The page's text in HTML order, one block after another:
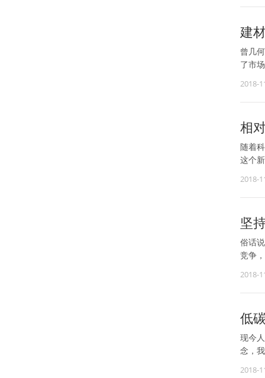
建
曾几
了市
2018-
相
随着
这个
2018-
坚
俗话
竞争
2018-
低
现今
念，
2018-